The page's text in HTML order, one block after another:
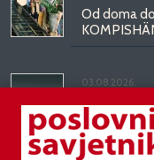
Od doma
03.08.2026.
Kineski
kilometara